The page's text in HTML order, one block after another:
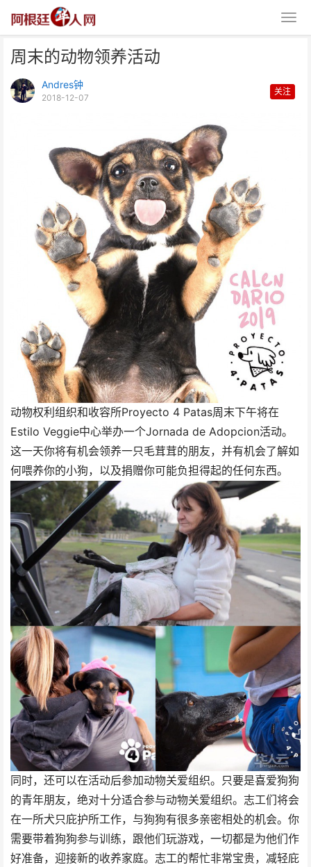
周末的动物领养活动
Andres钟
2018-12-07
关注
动物权利组织和收容所Proyecto 4 Patas周末下午将在
Estilo Veggie中心举办一个Jornada de Adopcion活动。
这一天你将有机会领养一只毛茸茸的朋友，并有机会了解如
何喂养你的小狗，以及捐赠你可能负担得起的任何东西。
同时，还可以在活动后参加动物关爱组织。只要是喜爱狗狗
的青年朋友，绝对十分适合参与动物关爱组织。志工们将会
在一所犬只庇护所工作，与狗狗有很多亲密相处的机会。你
需要带着狗狗参与训练，跟他们玩游戏，一切都是为他们作
好准备，迎接新的收养家庭。志工的帮忙非常宝贵，减轻庇
周末的动物领养活动